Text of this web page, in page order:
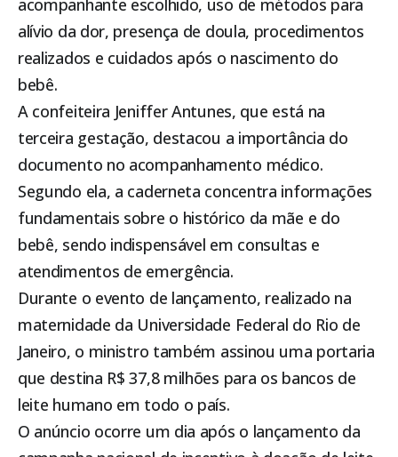
acompanhante escolhido, uso de métodos para
alívio da dor, presença de doula, procedimentos
realizados e cuidados após o nascimento do
bebê.
A confeiteira Jeniffer Antunes, que está na
terceira gestação, destacou a importância do
documento no acompanhamento médico.
Segundo ela, a caderneta concentra informações
fundamentais sobre o histórico da mãe e do
bebê, sendo indispensável em consultas e
atendimentos de emergência.
Durante o evento de lançamento, realizado na
maternidade da Universidade Federal do Rio de
Janeiro, o ministro também assinou uma portaria
que destina R$ 37,8 milhões para os bancos de
leite humano em todo o país.
O anúncio ocorre um dia após o lançamento da